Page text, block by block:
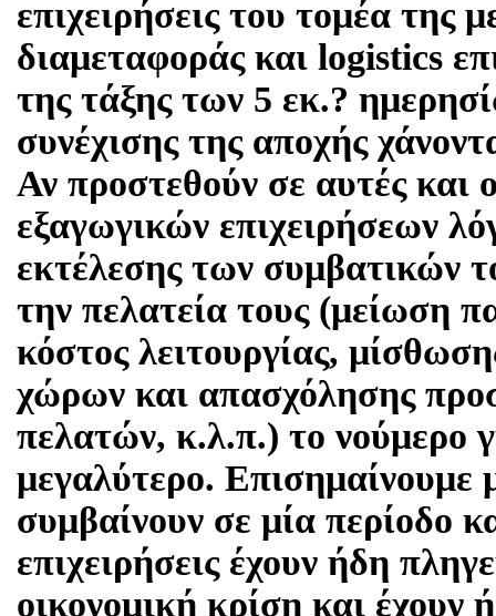
επιχειρήσεις του τομέα της
διαμεταφοράς και logistics
της τάξης των 5 εκ.?
συνέχισης της αποχής
Αν προστεθούν σε αυτές και
εξαγωγικών επιχειρήσεων
εκτέλεσης των συμβατικών
την πελατεία τους (μείωση
κόστος λειτουργίας,
χώρων και απασχόλησης
πελατών, κ.λ.π.) το νούμερο
μεγαλύτερο. Επισημαίνουμε
συμβαίνουν σε μία περίοδο
επιχειρήσεις έχουν ήδη
οικονομική κρίση και έχουν